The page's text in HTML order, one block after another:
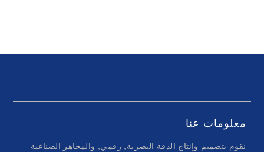
معلومات عنا
نقوم بتصميم وإنتاج الدقة البصرية, رقمي, والمجاهر الصناعية